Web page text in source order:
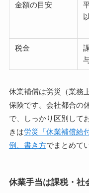
金額の目安
税金
休業補償は労災（業務
保険です。会社都合の
で、しっかり区別して
きは労災「休業補償給
例、書き方でまとめて
休業手当は課税・社